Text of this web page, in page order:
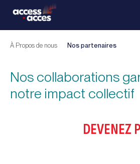
À Propos de nous Nos partenaires
Nos collaborations
notre impact collectif
DEVENEZ